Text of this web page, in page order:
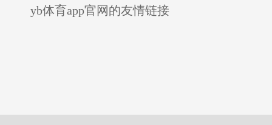
yb体育app官网的友情链接